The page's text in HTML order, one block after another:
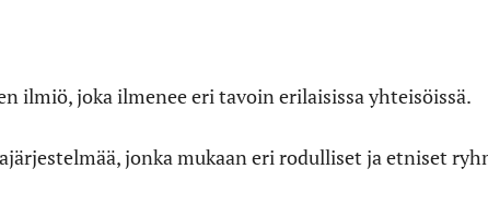
ilmiö, joka ilmenee eri tavoin erilaisissa yhteisöissä.
jonka mukaan eri rodulliset ja etniset